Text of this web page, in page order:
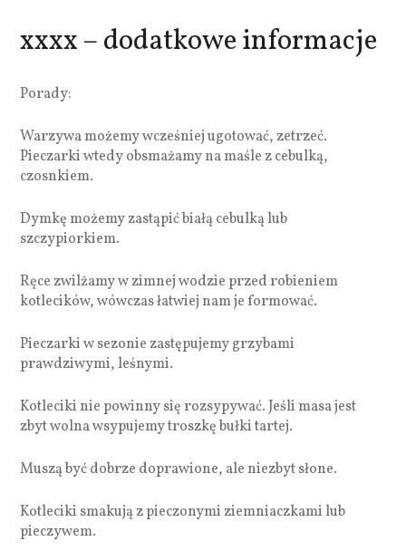
xxxx – dodatkowe informacje
Porady:
Warzywa możemy wcześniej ugotować, zetrzeć.
Pieczarki wtedy obsmażamy na maśle z cebulką,
czosnkiem.
Dymkę możemy zastąpić białą cebulką lub
szczypiorkiem.
Ręce zwilżamy w zimnej wodzie przed robieniem
kotlecików, wówczas łatwiej nam je formować.
Pieczarki w sezonie zastępujemy grzybami
prawdziwymi, leśnymi.
Kotleciki nie powinny się rozsypywać. Jeśli masa jest
zbyt wolna wsypujemy troszkę bułki tartej.
Muszą być dobrze doprawione, ale niezbyt słone.
Kotleciki smakują z pieczonymi ziemniaczkami lub
pieczywem.